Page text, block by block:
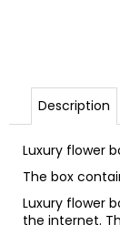
Description
Luxury flower
The box
Luxury flower
the internet.
d